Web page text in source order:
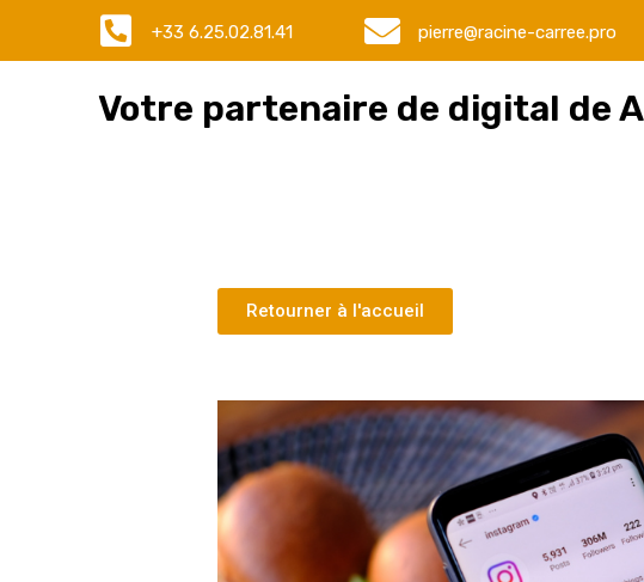
+33 6.25.02.81.41 pierre@racine-carree.pro
Votre partenaire de digital de A
Retourner à l'accueil